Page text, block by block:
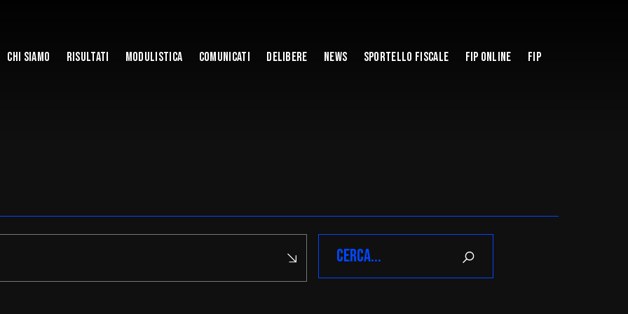
Chi Siamo Risultati Modulistica Comunicati Delibere News Sportello Fiscale Fip Online FIP